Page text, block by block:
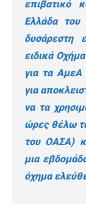
επιβατικό
Ελλάδα του
δυσάρεστη
ειδικά
για τα ΑμεΑ
για
να τα
ώρες θέλω
του ΟΑΣΑ)
μια
όχημα